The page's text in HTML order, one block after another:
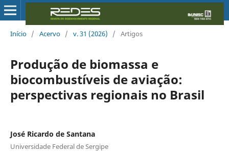
Início / Acervo / v. 31 (2026) / Artigos
Produção de biomassa e
biocombustíveis de aviação:
perspectivas regionais no Brasil
José Ricardo de Santana
Universidade Federal de Sergipe